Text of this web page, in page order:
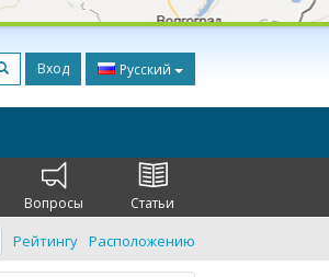
Вход Русский
Вопросы Статьи
Рейтингу Расположению